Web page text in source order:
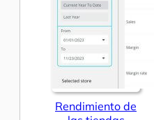
Rendimiento de